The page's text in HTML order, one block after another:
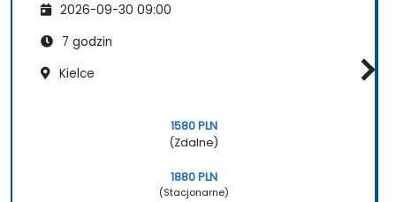
2026-09-30 09:00
7 godzin
Kielce
1580 PLN
(Zdalne)
1880 PLN
(Stacjonarne)